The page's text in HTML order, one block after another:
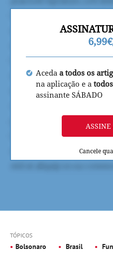
Aceda a todos os
na aplicação e a
assinante SÁBADO
ASSINE
Cancele
TÓPICOS
Bolsonaro Brasil